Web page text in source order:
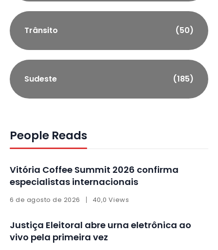
Trânsito (50)
Sudeste (185)
People Reads
Vitória Coffee Summit 2026 confirma
especialistas internacionais
6 de agosto de 2026 40,0 Views
Justiça Eleitoral abre urna eletrônica ao
vivo pela primeira vez